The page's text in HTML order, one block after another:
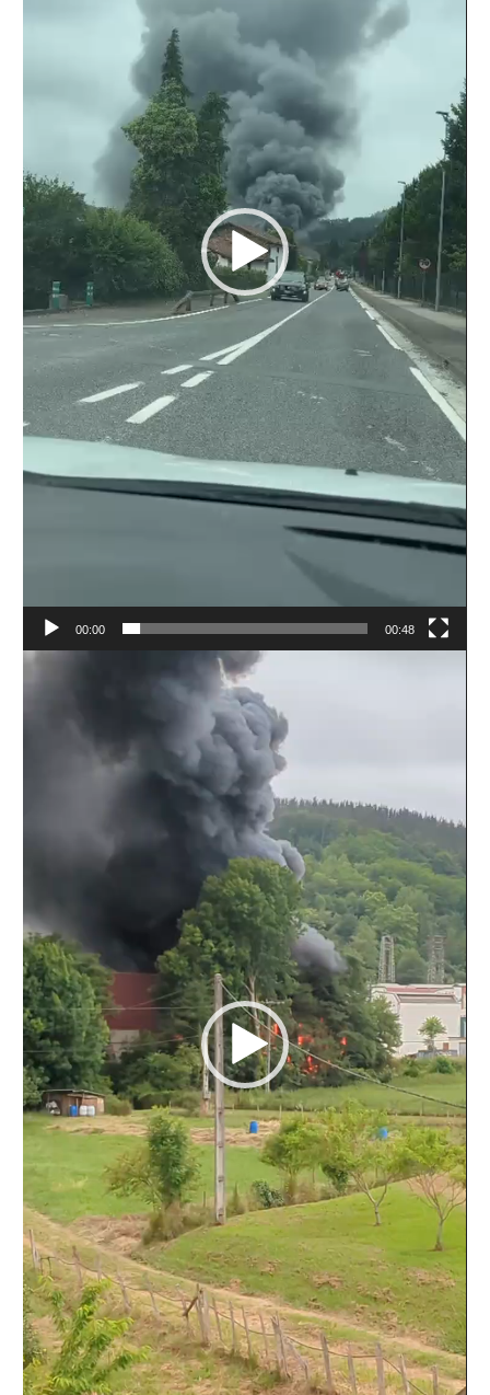
00:00 00:48
Bideo
erreproduzigailua